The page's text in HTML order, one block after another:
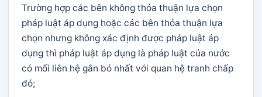
Trường hợp các bên không thỏa thuận lựa chọn
pháp luật áp dụng hoặc các bên thỏa thuận lựa
chọn nhưng không xác định được pháp luật áp
dụng thì pháp luật áp dụng là pháp luật của nước
có mối liên hệ gắn bó nhất với quan hệ tranh chấp
đó;